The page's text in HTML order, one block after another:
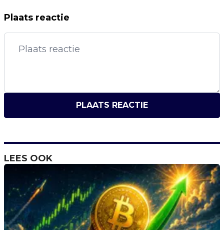
Plaats reactie
PLAATS REACTIE
LEES OOK